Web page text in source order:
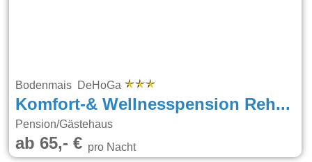
Bodenmais DeHoGa
Komfort-& Wellnesspension Rehwinkel
Pension/Gästehaus
ab 65,- €pro Nacht